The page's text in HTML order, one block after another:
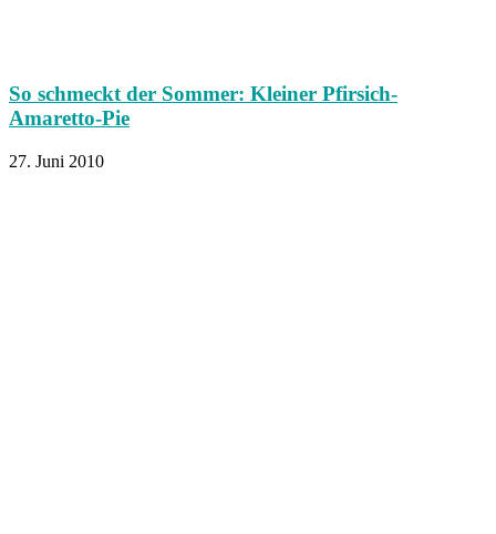
So schmeckt der Sommer: Kleiner Pfirsich-
Amaretto-Pie
27. Juni 2010